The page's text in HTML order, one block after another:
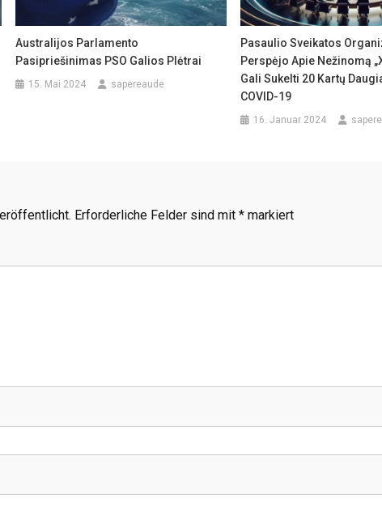
Australijos Parlamento
Pasipriešinimas PSO Galios Plėtrai
15. Mai 2024 sapereaude
Pasaulio Sveikatos
Perspėjo Apie Nežinomą
Gali Sukelti 20 Kartų
COVID-19
16. Januar 2024
Erforderliche Felder sind mit * markiert